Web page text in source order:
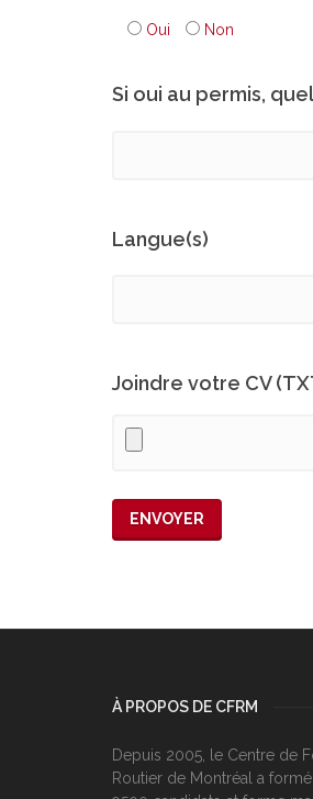
Oui Non
Si oui au permis,
Langue(s)
Joindre votre CV
À PROPOS DE CFRM
Depuis 2005, le Centre de
Routier de Montréal a